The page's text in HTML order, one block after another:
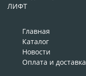
Главная
Каталог
Новости
Оплата и доставка